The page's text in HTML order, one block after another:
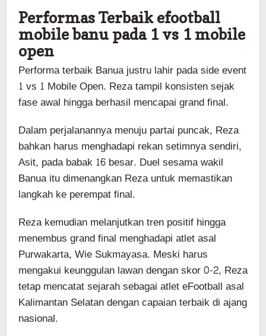
Performas Terbaik efootball
mobile banu pada 1 vs 1 mobile
open
Performa terbaik Banua justru lahir pada side event
1 vs 1 Mobile Open. Reza tampil konsisten sejak
fase awal hingga berhasil mencapai grand final.
Dalam perjalanannya menuju partai puncak, Reza
bahkan harus menghadapi rekan setimnya sendiri,
Asit, pada babak 16 besar. Duel sesama wakil
Banua itu dimenangkan Reza untuk memastikan
langkah ke perempat final.
Reza kemudian melanjutkan tren positif hingga
menembus grand final menghadapi atlet asal
Purwakarta, Wie Sukmayasa. Meski harus
mengakui keunggulan lawan dengan skor 0-2, Reza
tetap mencatat sejarah sebagai atlet eFootball asal
Kalimantan Selatan dengan capaian terbaik di ajang
nasional.